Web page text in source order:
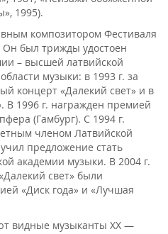
1995).
композитором Фестиваля
Он был трижды удостоен
– высшей латвийской
музыки: в 1993 г. за
концерт «Далекий свет» и в
В 1996 г. награжден премией
(Гамбург). С 1994 г.
членом Латвийской
предложение стать
академии музыки. В 2004 г.
свет» были
«Диск года» и «Лучшая
видные музыканты XX —